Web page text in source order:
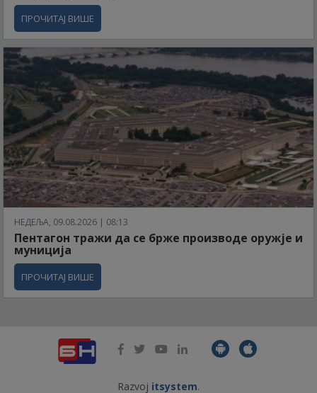
ПРОЧИТАЈ ВИШЕ
НЕДЕЉА, 09.08.2026 | 08:13
Пентагон тражи да се брже производе оружје и
муниција
ПРОЧИТАЈ ВИШЕ
Razvoj itsystem.